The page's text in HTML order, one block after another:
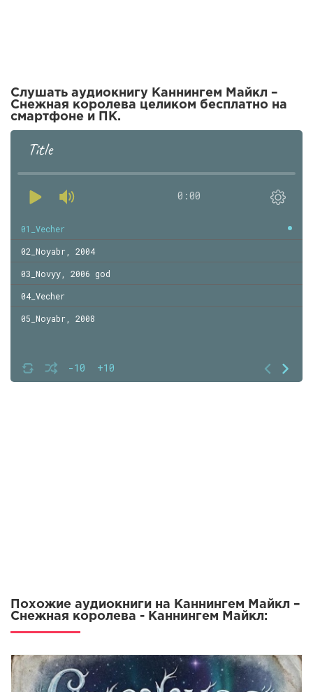
Слушать аудиокнигу Каннингем Майкл –
Снежная королева целиком бесплатно на
смартфоне и ПК.
Title
0:00
-10 +10
01_Vecher
02_Noyabr, 2004
03_Novyy, 2006 god
04_Vecher
05_Noyabr, 2008
Похожие аудиокниги на Каннингем Майкл –
Снежная королева - Каннингем Майкл: